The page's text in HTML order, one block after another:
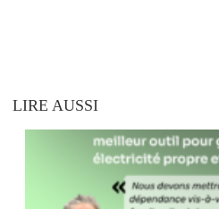
LIRE AUSSI